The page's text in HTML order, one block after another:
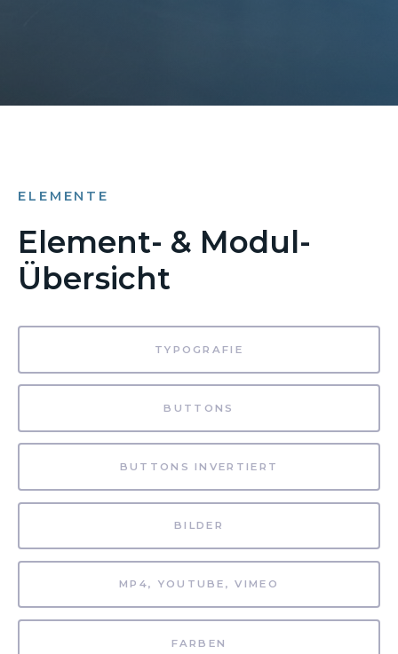
ELEMENTE
Element- & Modul-
Übersicht
TYPOGRAFIE
BUTTONS
BUTTONS INVERTIERT
BILDER
MP4, YOUTUBE, VIMEO
FARBEN